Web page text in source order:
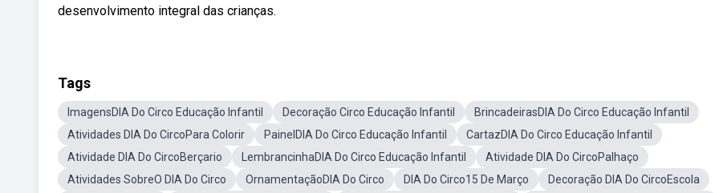
desenvolvimento integral das crianças.
Tags
ImagensDIA Do Circo Educação Infantil Decoração Circo Educação Infantil
BrincadeirasDIA Do Circo Educação Infantil
Atividades DIA Do CircoPara Colorir
PainelDIA Do Circo Educação Infantil
CartazDIA Do Circo Educação Infantil
Atividade DIA Do CircoBerçario
LembrancinhaDIA Do Circo Educação Infantil
Atividade DIA Do CircoPalhaço
Atividades SobreO DIA Do Circo
OrnamentaçãoDIA Do Circo DIA Do Circo15 De Março
Decoração DIA Do CircoEscola